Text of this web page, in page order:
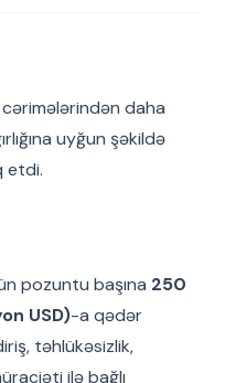
daha
uyğun şəkildə
etdi.
pozuntu başına 250
USD)-a qədər
təhlükəsizlik,
ilə bağlı